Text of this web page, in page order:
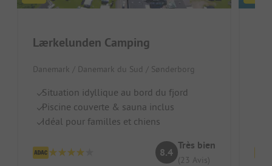
Lærkelunden Camping
Danemark / Danemark du Sud / Sønderborg
Situation idyllique au bord du fjord
Piscine couverte & sauna inclus
Idéal pour familles et chiens
8.4
Très bien
(23 Avis)